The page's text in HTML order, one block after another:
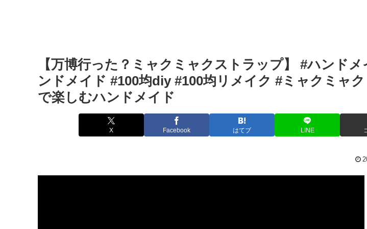
【万博行った？ミャクミャクストラップ】 #ハンド
ンドメイド #100均diy #100均リメイク #ミャクミャ
で楽しむハンドメイド
X Facebook はてブ LINE